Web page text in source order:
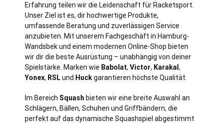
Erfahrung teilen wir die Leidenschaft für Racketsport.
Unser Ziel ist es, dir hochwertige Produkte,
umfassende Beratung und zuverlässigen Service
anzubieten. Mit unserem Fachgeschäft in Hamburg-
Wandsbek und einem modernen Online-Shop bieten
wir dir die beste Ausrüstung – unabhängig von deiner
Spielstärke. Marken wie Babolat, Victor, Karakal ,
Yonex, RSLund Huckgarantieren höchste Qualität.
Im Bereich Squash bieten wir eine breite Auswahl an
Schlägern, Bällen, Schuhen und Griffbändern, die
perfekt auf das dynamische Squashspiel abgestimmt